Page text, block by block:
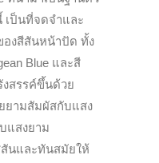
เป็นที่จดจำและ
องสีสันหน้าปัด ทั้ง
Blue และสี
งสรรค์ขึ้นด้วย
ยามสัมผัสกับแสง
แสงยาม
นและทันสมัยให้